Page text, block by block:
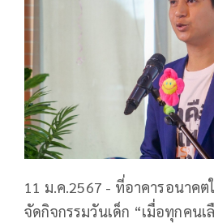
11 ม.ค.2567 - ที่อาคารอนาค
จัดกิจกรรมวันเด็ก “เมื่อทุกคนเ